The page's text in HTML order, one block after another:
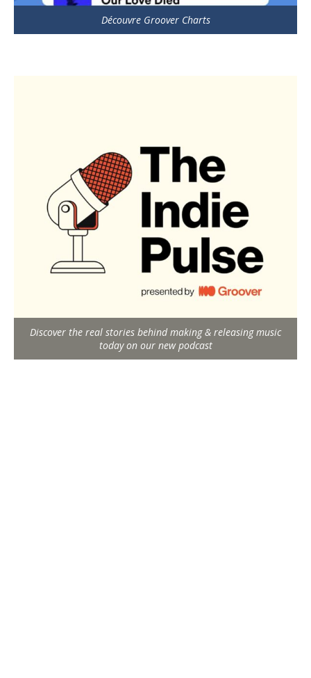
Découvre Groover Charts
Discover the real stories behind making & releasing music
today on our new podcast